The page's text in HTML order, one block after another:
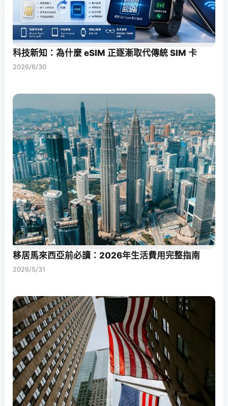
科技新知：為什麼 eSIM 正逐漸取代傳統 SIM 卡
2026/6/30
移居馬來西亞前必讀：2026年生活費用完整指南
2026/5/31